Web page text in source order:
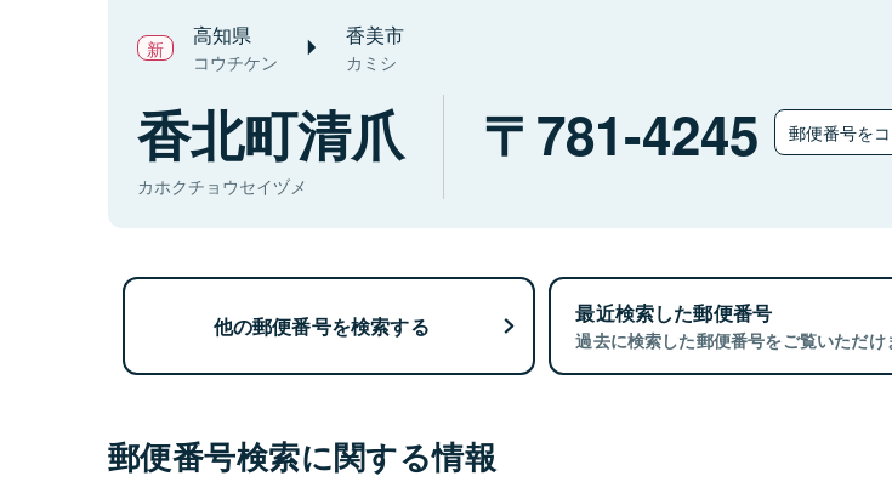
高知県
コウチケン
香美市
カミシ
香北町清爪
カホクチョウセイヅメ
781-4245 郵便番号を
他の郵便番号を検索する 最近検索した郵便番号
過去に検索した郵便番号をご覧いただけ
郵便番号検索に関する情報